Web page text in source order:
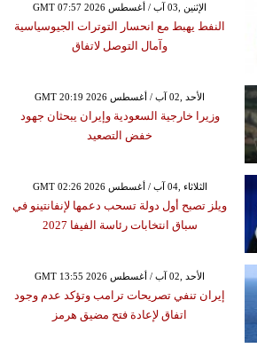
GMT 07:57 2026 الإثنين ,03 آب / أغسطس
النفط يهبط مع انحسار التوترات الجيوسياسية
وآمال التوصل لاتفاق
GMT 20:19 2026 الأحد ,02 آب / أغسطس
وزيرا خارجية السعودية وإيران يبحثان جهود
خفض التصعيد
GMT 02:26 2026 الثلاثاء ,04 آب / أغسطس
ويلز تصبح أول دولة تسحب دعمها لإنفانتينو في
سباق انتخابات رئاسة الفيفا 2027
GMT 13:55 2026 الأحد ,02 آب / أغسطس
إيران تنفي تصريحات ترامب وتؤكد عدم وجود
اتفاق لإعادة فتح مضيق هرمز